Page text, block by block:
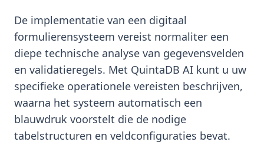
De implementatie van een digitaal
formulierensysteem vereist normaliter een
diepe technische analyse van gegevensvelden
en validatieregels. Met QuintaDB AI kunt u uw
specifieke operationele vereisten beschrijven,
waarna het systeem automatisch een
blauwdruk voorstelt die de nodige
tabelstructuren en veldconfiguraties bevat.